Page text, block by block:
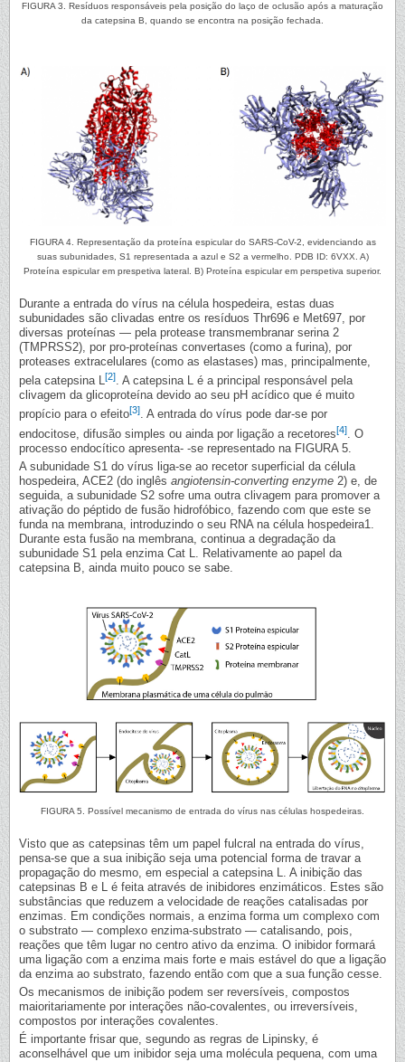
FIGURA 3. Resíduos responsáveis pela posição do laço de oclusão após a maturação
da catepsina B, quando se encontra na posição fechada.
FIGURA 4. Representação da proteína espicular do SARS-CoV-2, evidenciando as
suas subunidades, S1 representada a azul e S2 a vermelho. PDB ID: 6VXX. A)
Proteína espicular em prespetiva lateral. B) Proteína espicular em perspetiva superior.
Durante a entrada do vírus na célula hospedeira, estas duas
subunidades são clivadas entre os resíduos Thr696 e Met697, por
diversas proteínas — pela protease transmembranar serina 2
(TMPRSS2), por pro-proteínas convertases (como a furina), por
proteases extracelulares (como as elastases) mas, principalmente,
pela catepsina L[2]. A catepsina L é a principal responsável pela
clivagem da glicoproteína devido ao seu pH acídico que é muito
propício para o efeito[3]. A entrada do vírus pode dar-se por
endocitose, difusão simples ou ainda por ligação a recetores[4]
. O
processo endocítico apresenta- -se representado na FIGURA 5.
A subunidade S1 do vírus liga-se ao recetor superficial da célula
hospedeira, ACE2 (do inglês angiotensin-converting enzyme 2) e, de
seguida, a subunidade S2 sofre uma outra clivagem para promover a
ativação do péptido de fusão hidrofóbico, fazendo com que este se
funda na membrana, introduzindo o seu RNA na célula hospedeira1.
Durante esta fusão na membrana, continua a degradação da
subunidade S1 pela enzima Cat L. Relativamente ao papel da
catepsina B, ainda muito pouco se sabe.
FIGURA 5. Possível mecanismo de entrada do vírus nas células hospedeiras.
Visto que as catepsinas têm um papel fulcral na entrada do vírus,
pensa-se que a sua inibição seja uma potencial forma de travar a
propagação do mesmo, em especial a catepsina L. A inibição das
catepsinas B e L é feita através de inibidores enzimáticos. Estes são
substâncias que reduzem a velocidade de reações catalisadas por
enzimas. Em condições normais, a enzima forma um complexo com
o substrato — complexo enzima-substrato — catalisando, pois,
reações que têm lugar no centro ativo da enzima. O inibidor formará
uma ligação com a enzima mais forte e mais estável do que a ligação
da enzima ao substrato, fazendo então com que a sua função cesse.
Os mecanismos de inibição podem ser reversíveis, compostos
maioritariamente por interações não-covalentes, ou irreversíveis,
compostos por interações covalentes.
É importante frisar que, segundo as regras de Lipinsky, é
aconselhável que um inibidor seja uma molécula pequena, com uma